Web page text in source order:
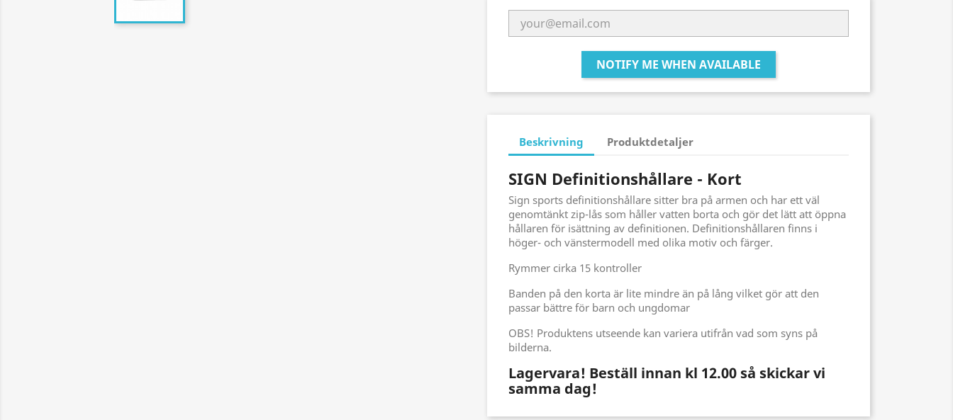
NOTIFY ME WHEN AVAILABLE
Beskrivning Produktdetaljer
SIGN Definitionshållare - Kort
Sign sports definitionshållare sitter bra på armen och har ett väl
genomtänkt zip-lås som håller vatten borta och gör det lätt att öppna
hållaren för isättning av definitionen. Definitionshållaren finns i
höger- och vänstermodell med olika motiv och färger.
Rymmer cirka 15 kontroller
Banden på den korta är lite mindre än på lång vilket gör att den
passar bättre för barn och ungdomar
OBS! Produktens utseende kan variera utifrån vad som syns på
bilderna.
Lagervara! Beställ innan kl 12.00 så skickar vi
samma dag!